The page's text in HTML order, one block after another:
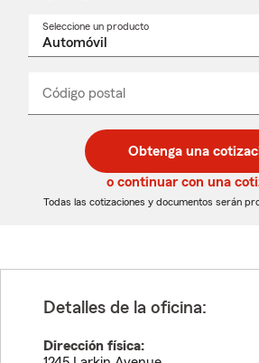
Seleccione un producto
desplegable
Código postal
de
5
dígitos
de
5
dígitos
_____
Obtenga una
o continuar con una
Todas las cotizaciones y documentos serán
Detalles de la oficina:
Dirección física: